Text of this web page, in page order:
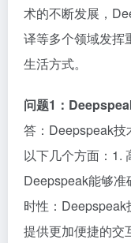
术的不断发展，
译等多个领域发挥
生活方式。
问题1：
答：Deepspeak技
以下几个方面：1.
Deepspeak能够
时性：
提供更加便捷的交